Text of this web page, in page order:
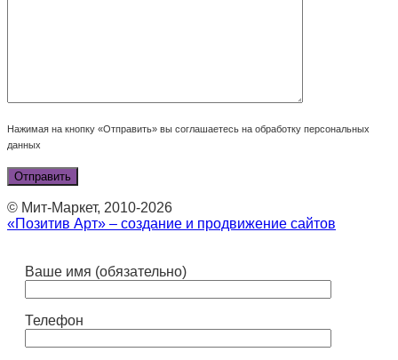
Нажимая на кнопку «Отправить» вы соглашаетесь на обработку персональных
данных
© Мит-Маркет, 2010-2026
«Позитив Арт» – создание и продвижение сайтов
Ваше имя (обязательно)
Телефон